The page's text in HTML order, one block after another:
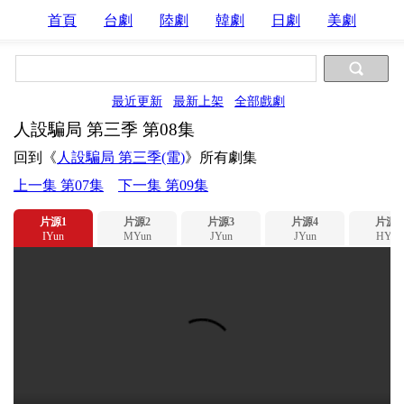
首頁 台劇 陸劇 韓劇 日劇 美劇
最近更新 最新上架 全部戲劇
人設騙局 第三季 第08集
回到《 人設騙局 第三季(電)》所有劇集
上一集 第07集
下一集 第09集
片源1
IYun
片源2
MYun
片源3
JYun
片源4
JYun
片源5
HYun